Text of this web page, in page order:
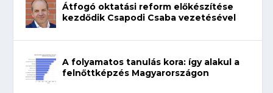
Átfogó oktatási reform előkészítése
kezdődik Csapodi Csaba vezetésével
A folyamatos tanulás kora: így alakul a
felnőttképzés Magyarországon